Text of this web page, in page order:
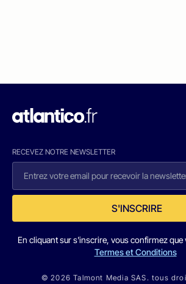
RECEVEZ NOTRE NEWSLETTER
S'INSCRIRE
En cliquant sur s'inscrire, vous confirmez que
Termes et Conditions
© 2026 Talmont Media SAS. tous